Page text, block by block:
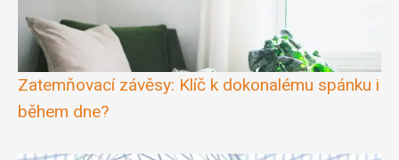
Zatemňovací závěsy: Klíč k dokonalému spánku i
během dne?